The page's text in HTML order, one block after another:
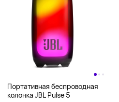
Портативная беспроводная
колонка JBL Pulse 5